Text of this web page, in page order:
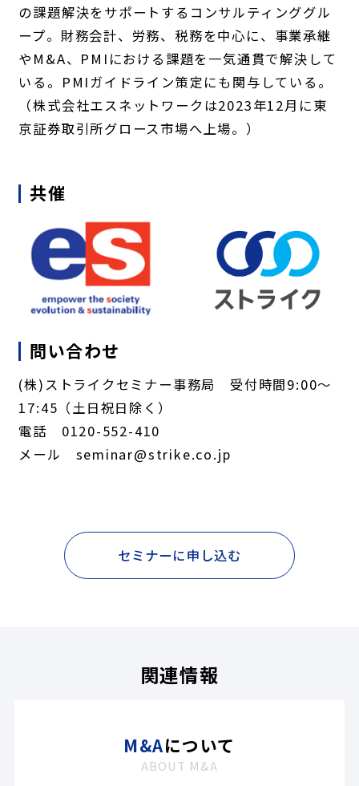
の課題解決をサポートするコンサルティンググル
ープ。財務会計、労務、税務を中心に、事業承継
やM&A、PMIにおける課題を一気通貫で解決して
いる。PMIガイドライン策定にも関与している。
（株式会社エスネットワークは2023年12月に東
京証券取引所グロース市場へ上場。）
共催
問い合わせ
(株)ストライクセミナー事務局 受付時間9:00～
17:45（土日祝日除く）
電話 0120-552-410
メール seminar@strike.co.jp
セミナーに申し込む
関連情報
M&Aについて
ABOUT M&A